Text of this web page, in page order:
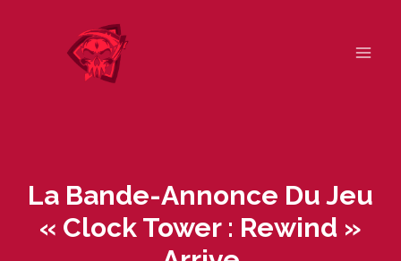
La Bande-Annonce Du Jeu
« Clock Tower : Rewind »